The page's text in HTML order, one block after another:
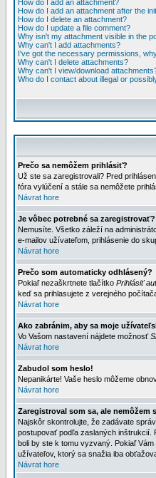
How do I add an attachment?
How do I add an attachment after the
How do I delete an attachment?
How do I update a file comment?
Why isn't my attachment visible in the
Why can't I add attachments?
I've got the necessary permissions,
Why can't I delete attachments?
Why can't I view/download
Who do I contact about illegal or
Prečo sa nemôžem prihlásiť?
Už ste sa zaregistrovali? Pred
fóra vylúčení a stále sa nemôžete
Návrat hore
Je vôbec potrebné sa zaregistrovať?
Nemusíte. Všetko záleží na
e-mailov užívateľom, prihlásenie do
Návrat hore
Prečo som automaticky odhlásený?
Pokiaľ nezaškrtnete tlačítko Prihlásiť
keď sa prihlasujete z verejného
Návrat hore
Ako zabránim, aby sa moje
Vo Vašom nastavení nájdete možnosť
Návrat hore
Zabudol som heslo!
Nepanikárte! Vaše heslo môžeme
Návrat hore
Zaregistroval som sa, ale nemôžem
Najskôr skontrolujte, že zadávate
postupovať podľa zaslaných inštrukcií.
boli by ste k tomu vyzvaný. Pokiaľ
užívateľov, ktorý sa snažia iba
Návrat hore